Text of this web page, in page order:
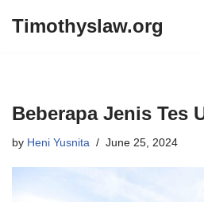
Timothyslaw.org
Beberapa Jenis Tes
by Heni Yusnita June 25, 2024